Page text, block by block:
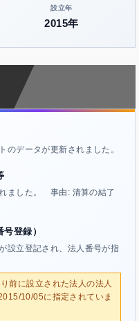
設立年
2015年
のデータが更新されました。
ました。 事由: 清算の結了
登録）
設立登記され、法人番号が指
前に設立された法人の法人
10/05に指定されていま